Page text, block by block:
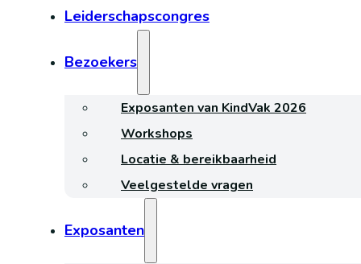
Leiderschapscongres
Bezoekers
Exposanten van KindVak 2026
Workshops
Locatie & bereikbaarheid
Veelgestelde vragen
Exposanten